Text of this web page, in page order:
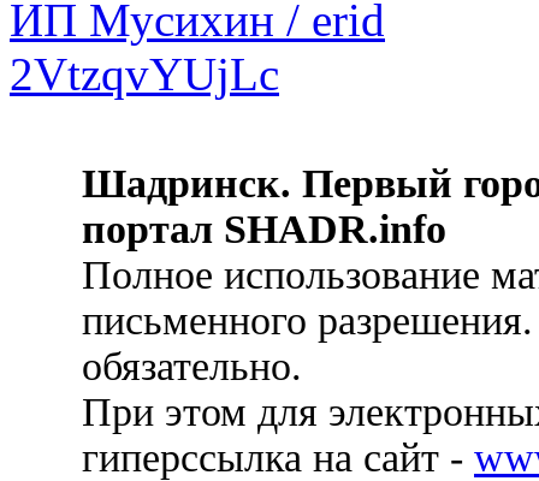
Шадринск. Первый
портал SHADR.info
Полное использование
письменного
обязательно.
При этом для
гиперссылка на сайт -